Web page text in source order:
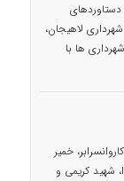
دهیاریها، دستاوردهای
لاهیجان،
ها با
خمیر
شهید کریمی و